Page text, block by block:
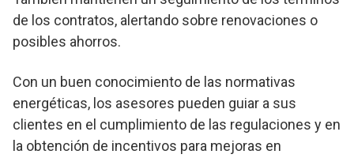
de los contratos, alertando sobre renovaciones o
posibles ahorros.
Con un buen conocimiento de las normativas
energéticas, los asesores pueden guiar a sus
clientes en el cumplimiento de las regulaciones y en
la obtención de incentivos para mejoras en